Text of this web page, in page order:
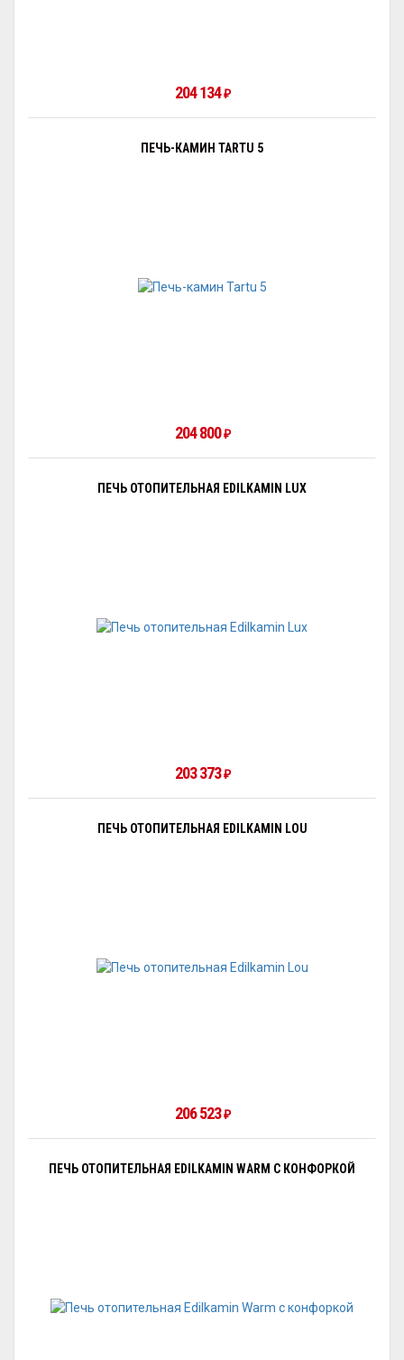
204 134₽
ПЕЧЬ-КАМИН TARTU 5
204 800₽
ПЕЧЬ ОТОПИТЕЛЬНАЯ EDILKAMIN LUX
203 373₽
ПЕЧЬ ОТОПИТЕЛЬНАЯ EDILKAMIN LOU
206 523₽
ПЕЧЬ ОТОПИТЕЛЬНАЯ EDILKAMIN WARM С КОНФОРКОЙ